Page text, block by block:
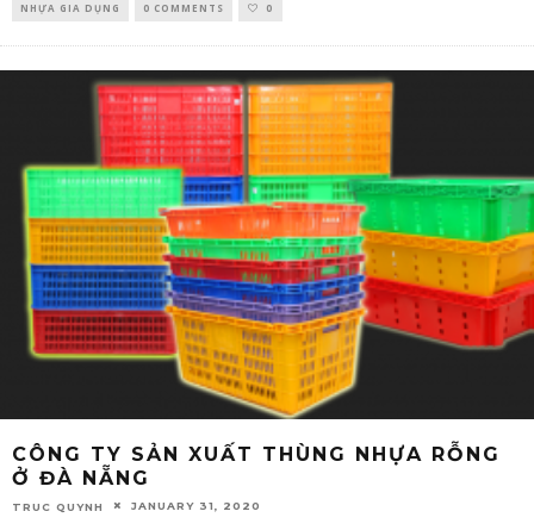
NHỰA GIA DỤNG 0 COMMENTS 0
CÔNG TY SẢN XUẤT THÙNG NHỰA RỖNG
Ở ĐÀ NẴNG
TRUC QUYNH JANUARY 31, 2020